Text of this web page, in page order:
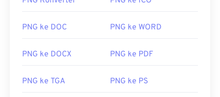
PNG ke DOC PNG ke WORD
PNG ke DOCX PNG ke PDF
PNG ke TGA PNG ke PS